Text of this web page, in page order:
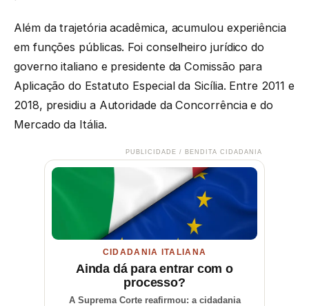
Além da trajetória acadêmica, acumulou experiência
em funções públicas. Foi conselheiro jurídico do
governo italiano e presidente da Comissão para
Aplicação do Estatuto Especial da Sicília. Entre 2011 e
2018, presidiu a Autoridade da Concorrência e do
Mercado da Itália.
PUBLICIDADE / BENDITA CIDADANIA
CIDADANIA ITALIANA
Ainda dá para entrar com o
processo?
A Suprema Corte reafirmou: a cidadania